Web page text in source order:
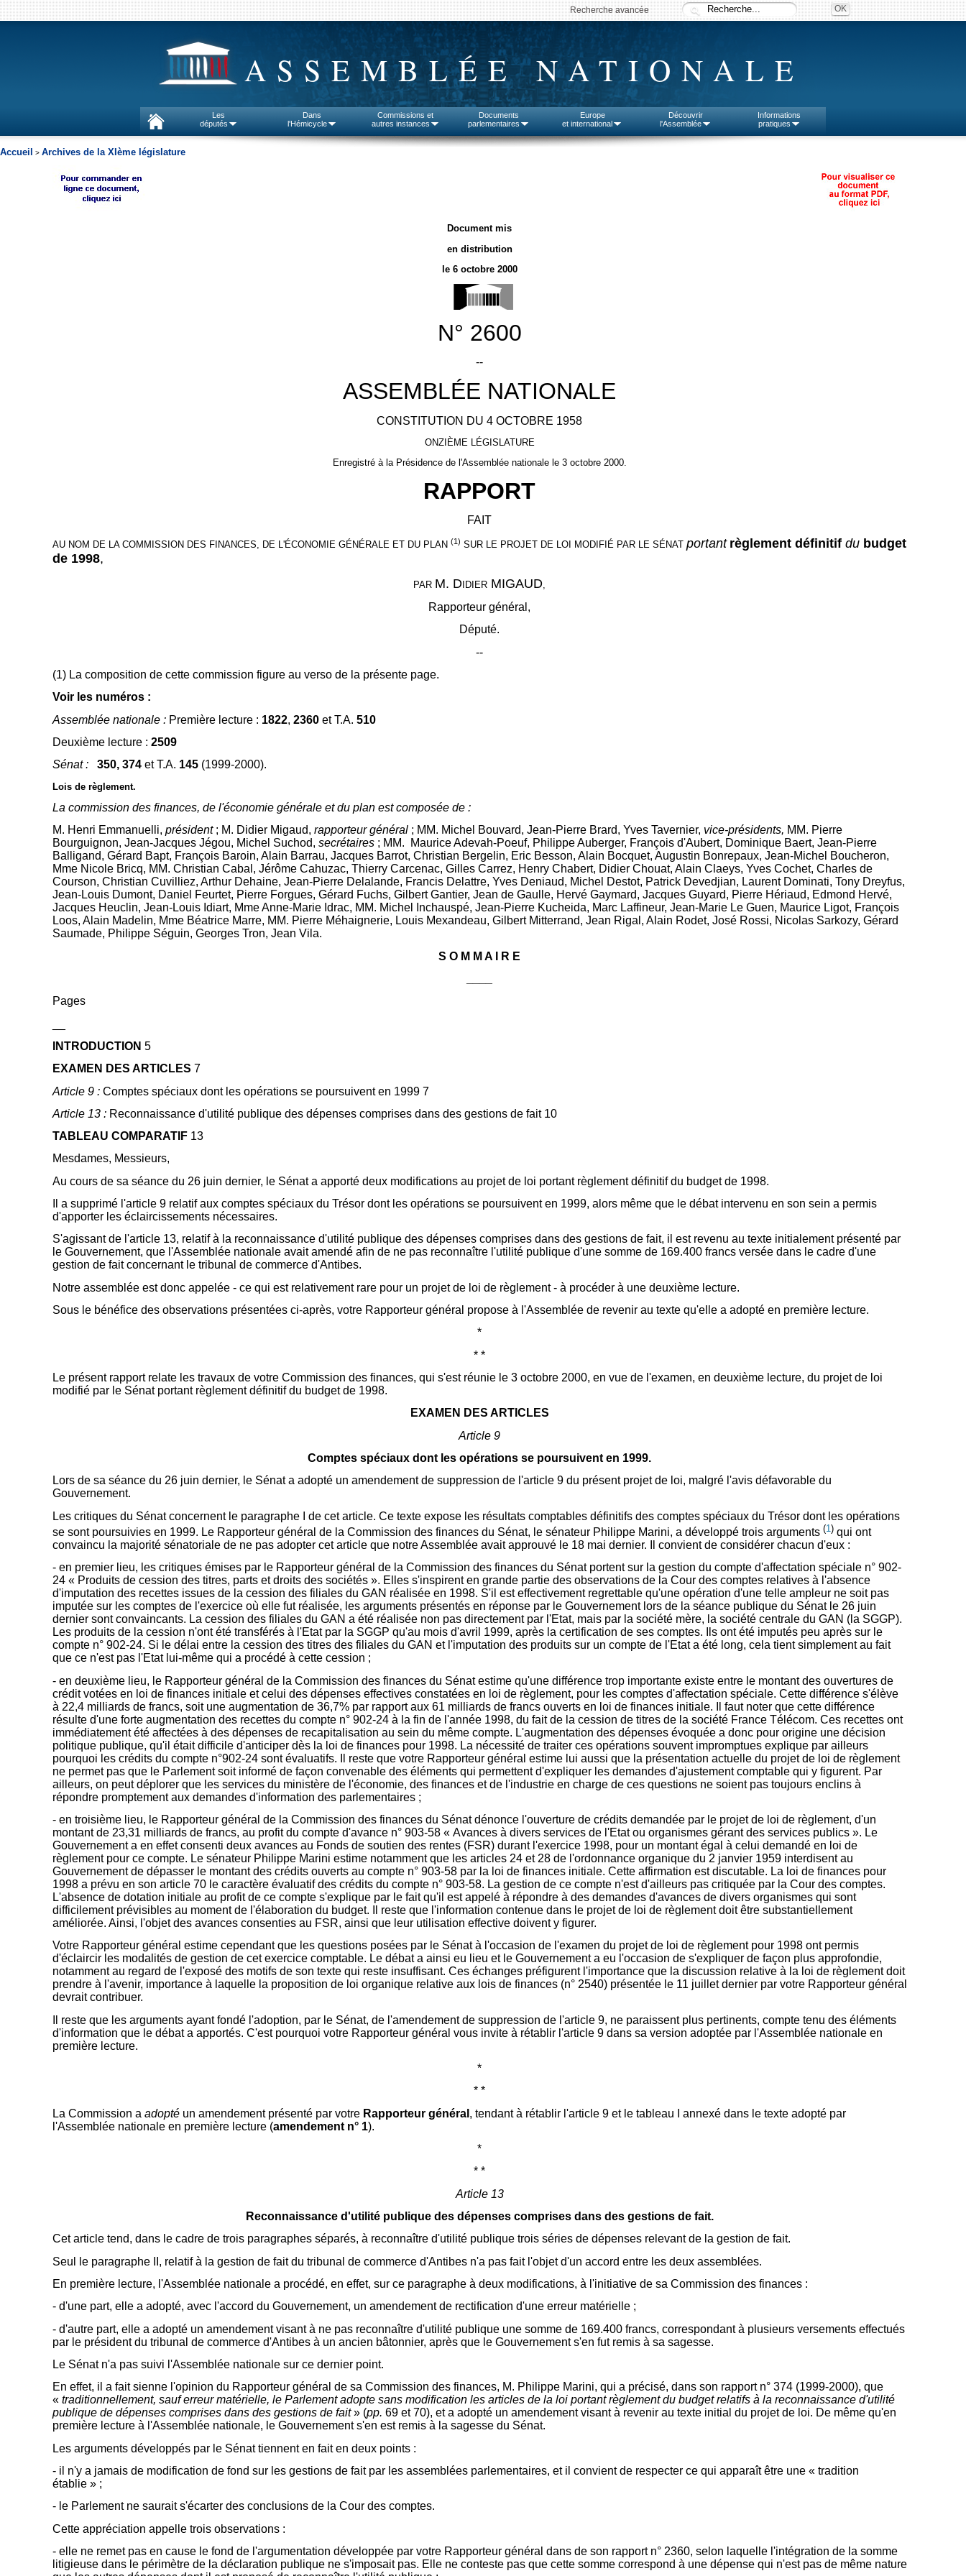
Recherche avancée
ASSEMBLÉE NATIONALE
Les
députés
Dans
l'Hémicycle
Commissions et
autres instances
Documents
parlementaires
Europe
et international
Découvrir
l'Assemblée
Informations
pratiques
Accueil > Archives de la XIème législature
Document mis
en distribution
le 6 octobre 2000
N° 2600
--
ASSEMBLÉE NATIONALE
CONSTITUTION DU 4 OCTOBRE 1958
ONZIÈME LÉGISLATURE
Enregistré à la Présidence de l'Assemblée nationale le 3 octobre 2000.
RAPPORT
FAIT
AU NOM DE LA COMMISSION DES FINANCES, DE L'ÉCONOMIE GÉNÉRALE ET DU PLAN (1) SUR LE PROJET DE LOI MODIFIÉ PAR LE SÉNAT portant règlement définitif du budget
de 1998,
PAR M. DIDIER MIGAUD
Rapporteur général,
Député.
--
(1) La composition de cette commission figure au verso de la présente page.
Voir les numéros :
Assemblée nationale :Première lecture : 1822, 2360et T.A. 510
Deuxième lecture : 2509
Sénat : 350, 374et T.A. 145(1999-2000).
Lois de règlement.
La commission des finances, de l'économie générale et du plan est composée de :
M. Henri Emmanuelli, président; M. Didier Migaud, rapporteur général; MM. Michel Bouvard, Jean-Pierre Brard, Yves Tavernier, vice-présidents, MM. Pierre
Bourguignon, Jean-Jacques Jégou, Michel Suchod, secrétaires; MM. Maurice Adevah-Poeuf, Philippe Auberger, François d'Aubert, Dominique Baert, Jean-Pierre
Balligand, Gérard Bapt, François Baroin, Alain Barrau, Jacques Barrot, Christian Bergelin, Eric Besson, Alain Bocquet, Augustin Bonrepaux, Jean-Michel Boucheron,
Mme Nicole Bricq, MM. Christian Cabal, Jérôme Cahuzac, Thierry Carcenac, Gilles Carrez, Henry Chabert, Didier Chouat, Alain Claeys, Yves Cochet, Charles de
Courson, Christian Cuvilliez, Arthur Dehaine, Jean-Pierre Delalande, Francis Delattre, Yves Deniaud, Michel Destot, Patrick Devedjian, Laurent Dominati, Tony Dreyfus,
Jean-Louis Dumont, Daniel Feurtet, Pierre Forgues, Gérard Fuchs, Gilbert Gantier, Jean de Gaulle, Hervé Gaymard, Jacques Guyard, Pierre Hériaud, Edmond Hervé,
Jacques Heuclin, Jean-Louis Idiart, Mme Anne-Marie Idrac, MM. Michel Inchauspé, Jean-Pierre Kucheida, Marc Laffineur, Jean-Marie Le Guen, Maurice Ligot, François
Loos, Alain Madelin, Mme Béatrice Marre, MM. Pierre Méhaignerie, Louis Mexandeau, Gilbert Mitterrand, Jean Rigal, Alain Rodet, José Rossi, Nicolas Sarkozy, Gérard
Saumade, Philippe Séguin, Georges Tron, Jean Vila.
S O M M A I R E
Pages
INTRODUCTION 5
EXAMEN DES ARTICLES 7
Article 9 : Comptes spéciaux dont les opérations se poursuivent en 1999 7
Article 13 : Reconnaissance d'utilité publique des dépenses comprises dans des gestions de fait 10
TABLEAU COMPARATIF13
Mesdames, Messieurs,
Au cours de sa séance du 26 juin dernier, le Sénat a apporté deux modifications au projet de loi portant règlement définitif du budget de 1998.
Il a supprimé l'article 9 relatif aux comptes spéciaux du Trésor dont les opérations se poursuivent en 1999, alors même que le débat intervenu en son sein a permis
d'apporter les éclaircissements nécessaires.
S'agissant de l'article 13, relatif à la reconnaissance d'utilité publique des dépenses comprises dans des gestions de fait, il est revenu au texte initialement présenté par
le Gouvernement, que l'Assemblée nationale avait amendé afin de ne pas reconnaître l'utilité publique d'une somme de 169.400 francs versée dans le cadre d'une
gestion de fait concernant le tribunal de commerce d'Antibes.
Notre assemblée est donc appelée - ce qui est relativement rare pour un projet de loi de règlement - à procéder à une deuxième lecture.
Sous le bénéfice des observations présentées ci-après, votre Rapporteur général propose à l'Assemblée de revenir au texte qu'elle a adopté en première lecture.
*
* *
Le présent rapport relate les travaux de votre Commission des finances, qui s'est réunie le 3 octobre 2000, en vue de l'examen, en deuxième lecture, du projet de loi
modifié par le Sénat portant règlement définitif du budget de 1998.
EXAMEN DES ARTICLES
Article 9
Comptes spéciaux dont les opérations se poursuivent en 1999.
Lors de sa séance du 26 juin dernier, le Sénat a adopté un amendement de suppression de l'article 9 du présent projet de loi, malgré l'avis défavorable du
Gouvernement.
Les critiques du Sénat concernent le paragraphe I de cet article. Ce texte expose les résultats comptables définitifs des comptes spéciaux du Trésor dont les opérations
se sont poursuivies en 1999. Le Rapporteur général de la Commission des finances du Sénat, le sénateur Philippe Marini, a développé trois arguments (1 )qui ont
convaincu la majorité sénatoriale de ne pas adopter cet article que notre Assemblée avait approuvé le 18 mai dernier. Il convient de considérer chacun d'eux :
- en premier lieu, les critiques émises par le Rapporteur général de la Commission des finances du Sénat portent sur la gestion du compte d'affectation spéciale n° 902-
24 « Produits de cession des titres, parts et droits des sociétés ». Elles s'inspirent en grande partie des observations de la Cour des comptes relatives à l'absence
d'imputation des recettes issues de la cession des filiales du GAN réalisée en 1998. S'il est effectivement regrettable qu'une opération d'une telle ampleur ne soit pas
imputée sur les comptes de l'exercice où elle fut réalisée, les arguments présentés en réponse par le Gouvernement lors de la séance publique du Sénat le 26 juin
dernier sont convaincants. La cession des filiales du GAN a été réalisée non pas directement par l'Etat, mais par la société mère, la société centrale du GAN (la SGGP).
Les produits de la cession n'ont été transférés à l'Etat par la SGGP qu'au mois d'avril 1999, après la certification de ses comptes. Ils ont été imputés peu après sur le
compte n° 902-24. Si le délai entre la cession des titres des filiales du GAN et l'imputation des produits sur un compte de l'Etat a été long, cela tient simplement au fait
que ce n'est pas l'Etat lui-même qui a procédé à cette cession ;
- en deuxième lieu, le Rapporteur général de la Commission des finances du Sénat estime qu'une différence trop importante existe entre le montant des ouvertures de
crédit votées en loi de finances initiale et celui des dépenses effectives constatées en loi de règlement, pour les comptes d'affectation spéciale. Cette différence s'élève
à 22,4 milliards de francs, soit une augmentation de 36,7% par rapport aux 61 milliards de francs ouverts en loi de finances initiale. Il faut noter que cette différence
résulte d'une forte augmentation des recettes du compte n° 902-24 à la fin de l'année 1998, du fait de la cession de titres de la société France Télécom. Ces recettes ont
immédiatement été affectées à des dépenses de recapitalisation au sein du même compte. L'augmentation des dépenses évoquée a donc pour origine une décision
politique publique, qu'il était difficile d'anticiper dès la loi de finances pour 1998. La nécessité de traiter ces opérations souvent impromptues explique par ailleurs
pourquoi les crédits du compte n°902-24 sont évaluatifs. Il reste que votre Rapporteur général estime lui aussi que la présentation actuelle du projet de loi de règlement
ne permet pas que le Parlement soit informé de façon convenable des éléments qui permettent d'expliquer les demandes d'ajustement comptable qui y figurent. Par
ailleurs, on peut déplorer que les services du ministère de l'économie, des finances et de l'industrie en charge de ces questions ne soient pas toujours enclins à
répondre promptement aux demandes d'information des parlementaires ;
- en troisième lieu, le Rapporteur général de la Commission des finances du Sénat dénonce l'ouverture de crédits demandée par le projet de loi de règlement, d'un
montant de 23,31 milliards de francs, au profit du compte d'avance n° 903-58 « Avances à divers services de l'Etat ou organismes gérant des services publics ». Le
Gouvernement a en effet consenti deux avances au Fonds de soutien des rentes (FSR) durant l'exercice 1998, pour un montant égal à celui demandé en loi de
règlement pour ce compte. Le sénateur Philippe Marini estime notamment que les articles 24 et 28 de l'ordonnance organique du 2 janvier 1959 interdisent au
Gouvernement de dépasser le montant des crédits ouverts au compte n° 903-58 par la loi de finances initiale. Cette affirmation est discutable. La loi de finances pour
1998 a prévu en son article 70 le caractère évaluatif des crédits du compte n° 903-58. La gestion de ce compte n'est d'ailleurs pas critiquée par la Cour des comptes.
L'absence de dotation initiale au profit de ce compte s'explique par le fait qu'il est appelé à répondre à des demandes d'avances de divers organismes qui sont
difficilement prévisibles au moment de l'élaboration du budget. Il reste que l'information contenue dans le projet de loi de règlement doit être substantiellement
améliorée. Ainsi, l'objet des avances consenties au FSR, ainsi que leur utilisation effective doivent y figurer.
Votre Rapporteur général estime cependant que les questions posées par le Sénat à l'occasion de l'examen du projet de loi de règlement pour 1998 ont permis
d'éclaircir les modalités de gestion de cet exercice comptable. Le débat a ainsi eu lieu et le Gouvernement a eu l'occasion de s'expliquer de façon plus approfondie,
notamment au regard de l'exposé des motifs de son texte qui reste insuffisant. Ces échanges préfigurent l'importance que la discussion relative à la loi de règlement doit
prendre à l'avenir, importance à laquelle la proposition de loi organique relative aux lois de finances (n° 2540) présentée le 11 juillet dernier par votre Rapporteur général
devrait contribuer.
Il reste que les arguments ayant fondé l'adoption, par le Sénat, de l'amendement de suppression de l'article 9, ne paraissent plus pertinents, compte tenu des éléments
d'information que le débat a apportés. C'est pourquoi votre Rapporteur général vous invite à rétablir l'article 9 dans sa version adoptée par l'Assemblée nationale en
première lecture.
*
* *
La Commission a adoptéun amendement présenté par votre Rapporteur général , tendant à rétablir l'article 9 et le tableau I annexé dans le texte adopté par
l'Assemblée nationale en première lecture (amendement n° 1).
*
* *
Article 13
Reconnaissance d'utilité publique des dépenses comprises dans des gestions de fait.
Cet article tend, dans le cadre de trois paragraphes séparés, à reconnaître d'utilité publique trois séries de dépenses relevant de la gestion de fait.
Seul le paragraphe II, relatif à la gestion de fait du tribunal de commerce d'Antibes n'a pas fait l'objet d'un accord entre les deux assemblées.
En première lecture, l'Assemblée nationale a procédé, en effet, sur ce paragraphe à deux modifications, à l'initiative de sa Commission des finances :
- d'une part, elle a adopté, avec l'accord du Gouvernement, un amendement de rectification d'une erreur matérielle ;
- d'autre part, elle a adopté un amendement visant à ne pas reconnaître d'utilité publique une somme de 169.400 francs, correspondant à plusieurs versements effectués
par le président du tribunal de commerce d'Antibes à un ancien bâtonnier, après que le Gouvernement s'en fut remis à sa sagesse.
Le Sénat n'a pas suivi l'Assemblée nationale sur ce dernier point.
En effet, il a fait sienne l'opinion du Rapporteur général de sa Commission des finances, M. Philippe Marini, qui a précisé, dans son rapport n° 374 (1999-2000), que
« traditionnellement, sauf erreur matérielle, le Parlement adopte sans modification les articles de la loi portant règlement du budget relatifs à la reconnaissance d'utilité
publique de dépenses comprises dans des gestions de fait» (pp. 69 et 70), et a adopté un amendement visant à revenir au texte initial du projet de loi. De même qu'en
première lecture à l'Assemblée nationale, le Gouvernement s'en est remis à la sagesse du Sénat.
Les arguments développés par le Sénat tiennent en fait en deux points :
- il n'y a jamais de modification de fond sur les gestions de fait par les assemblées parlementaires, et il convient de respecter ce qui apparaît être une « tradition
établie » ;
- le Parlement ne saurait s'écarter des conclusions de la Cour des comptes.
Cette appréciation appelle trois observations :
- elle ne remet pas en cause le fond de l'argumentation développée par votre Rapporteur général dans de son rapport n° 2360, selon laquelle l'intégration de la somme
litigieuse dans le périmètre de la déclaration publique ne s'imposait pas. Elle ne conteste pas que cette somme correspond à une dépense qui n'est pas de même nature